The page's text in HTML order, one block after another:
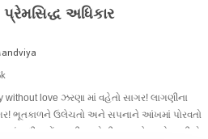
પ્રેમસિદ્ધ અધિકાર
without love ઝરણા માં વહેતો સાગર! લાગણીના
ભૂતકાળને ઉલેચતો અને સપનાને આંખમાં પોરવતો
સુધી પહોંચવાની અનોખી સફર ને આવો માણીએ.